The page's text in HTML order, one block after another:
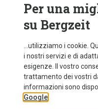
+11
Per una
su Bergzeit
...utilizziamo i cookie.
i nostri servizi e di
esigenze. Il vostro
trattamento dei vostri
informazioni sono
Google